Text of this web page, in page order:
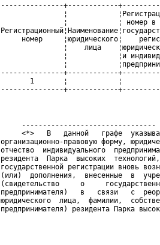
---------------+------------
¦
¦            ¦ номер
номер     ¦юридического¦
¦    лица
¦            ¦и
¦
---------------+------------
1       ¦            ¦
---------------+------------
     --------------------------------
<*>   В   данной   графе
организационно-правовую форму,
отчество  индивидуального
резидента  Парка  высоких
государственной регистрации вновь
(или)  дополнения,  внесенные  в
(свидетельство     о
предпринимателя)   в   связи   с
юридического  лица,  фамилии,